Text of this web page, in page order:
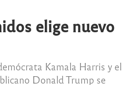
elige nuevo
Kamala Harris y el
Donald Trump se